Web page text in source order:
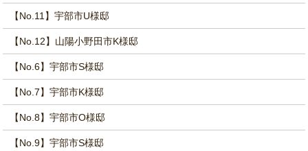
【No.11】宇部市U様邸
【No.12】山陽小野田市K様邸
【No.6】宇部市S様邸
【No.7】宇部市K様邸
【No.8】宇部市O様邸
【No.9】宇部市S様邸